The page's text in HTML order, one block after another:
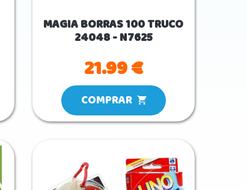
MAGIA BORRAS 100 TRUCO
24048 - N7625
21.99 €
COMPRAR